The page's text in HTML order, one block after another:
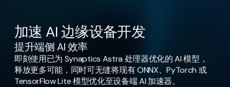
加速 AI 边缘设备开发
提升端侧 AI 效率
即刻使用已为 Synaptics Astra 处理器优化的 AI 模型，
释放更多可能，同时可无缝将现有 ONNX、PyTorch 或
TensorFlow Lite 模型优化至设备端 AI 加速器。